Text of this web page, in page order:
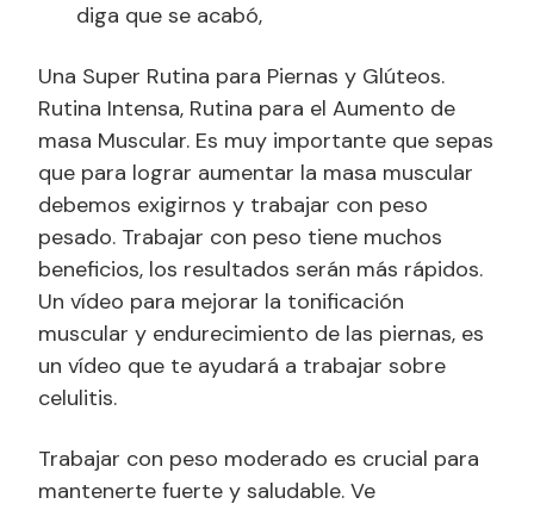
diga que se acabó,
Una Super Rutina para Piernas y Glúteos.
Rutina Intensa, Rutina para el Aumento de
masa Muscular. Es muy importante que sepas
que para lograr aumentar la masa muscular
debemos exigirnos y trabajar con peso
pesado. Trabajar con peso tiene muchos
beneficios, los resultados serán más rápidos.
Un vídeo para mejorar la tonificación
muscular y endurecimiento de las piernas, es
un vídeo que te ayudará a trabajar sobre
celulitis.
Trabajar con peso moderado es crucial para
mantenerte fuerte y saludable. Ve